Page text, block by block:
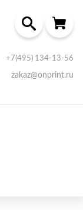
+7(495) 134-13-56
zakaz@onprint.ru